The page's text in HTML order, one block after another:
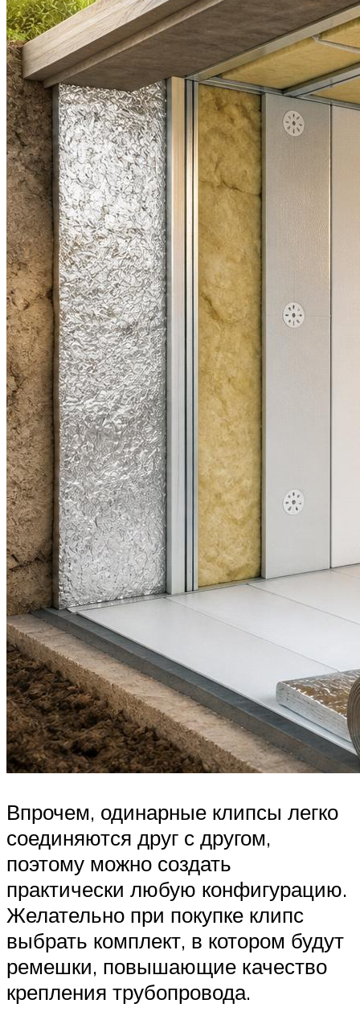
Впрочем, одинарные клипсы легко
соединяются друг с другом,
поэтому можно создать
практически любую конфигурацию.
Желательно при покупке клипс
выбрать комплект, в котором будут
ремешки, повышающие качество
крепления трубопровода.